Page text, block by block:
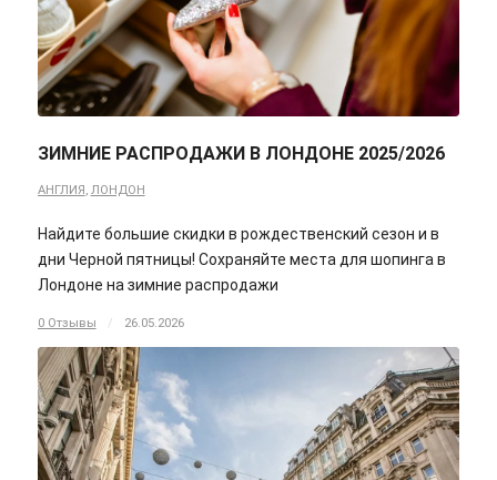
ЗИМНИЕ РАСПРОДАЖИ В ЛОНДОНЕ 2025/2026
АНГЛИЯ , ЛОНДОН
Найдите большие скидки в рождественский сезон и в
дни Черной пятницы! Сохраняйте места для шопинга в
Лондоне на зимние распродажи
0 Отзывы / 26.05.2026